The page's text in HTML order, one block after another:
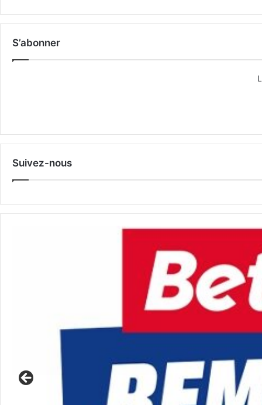
S’abonner
Suivez-nous